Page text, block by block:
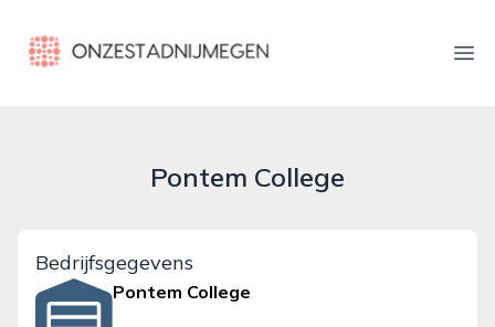
onzestadnijmegen.nl
Pontem College
Bedrijfsgegevens
Pontem College